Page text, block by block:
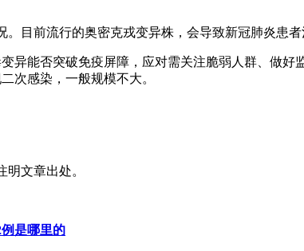
目前流行的奥密克戎变异株，会导致新冠肺炎患者
异能否突破免疫屏障，应对需关注脆弱人群、做
次感染，一般规模不大。
文章出处。
是哪里的